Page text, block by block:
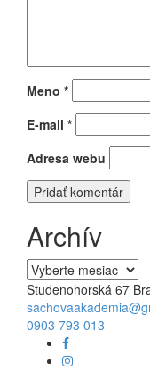
Meno *
E-mail *
Adresa webu
Archív
Archív
Studenohorská 67
0903 793 013
Facebook
odkaz
Instagram